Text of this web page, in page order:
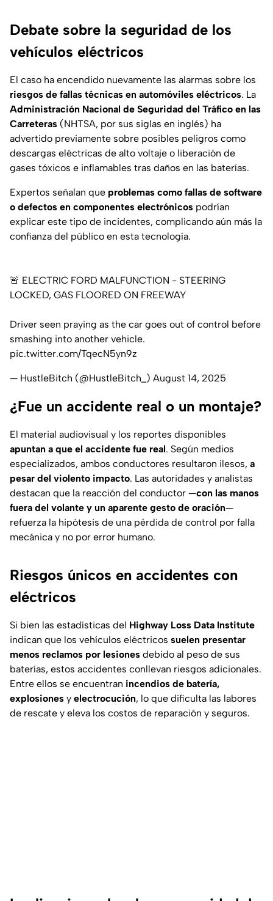
Debate sobre la seguridad de los
vehículos eléctricos
El caso ha encendido nuevamente las alarmas sobre los
riesgos de fallas técnicas en automóviles eléctricos. La
Administración Nacional de Seguridad del Tráfico en las
Carreteras (NHTSA, por sus siglas en inglés) ha
advertido previamente sobre posibles peligros como
descargas eléctricas de alto voltaje o liberación de
gases tóxicos e inflamables tras daños en las baterías.
Expertos señalan que problemas como fallas de software
o defectos en componentes electrónicos podrían
explicar este tipo de incidentes, complicando aún más la
confianza del público en esta tecnología.
🚨 ELECTRIC FORD MALFUNCTION - STEERING
LOCKED, GAS FLOORED ON FREEWAY
Driver seen praying as the car goes out of control before
smashing into another vehicle.
pic.twitter.com/TqecN5yn9z
— HustleBitch (@HustleBitch_) August 14, 2025
¿Fue un accidente real o un montaje?
El material audiovisual y los reportes disponibles
apuntan a que el accidente fue real. Según medios
especializados, ambos conductores resultaron ilesos, a
pesar del violento impacto. Las autoridades y analistas
destacan que la reacción del conductor —con las manos
fuera del volante y un aparente gesto de oración—
refuerza la hipótesis de una pérdida de control por falla
mecánica y no por error humano.
Riesgos únicos en accidentes con
eléctricos
Si bien las estadísticas del Highway Loss Data Institute
indican que los vehículos eléctricos suelen presentar
menos reclamos por lesiones debido al peso de sus
baterías, estos accidentes conllevan riesgos adicionales.
Entre ellos se encuentran incendios de batería,
explosiones y electrocución, lo que dificulta las labores
de rescate y eleva los costos de reparación y seguros.